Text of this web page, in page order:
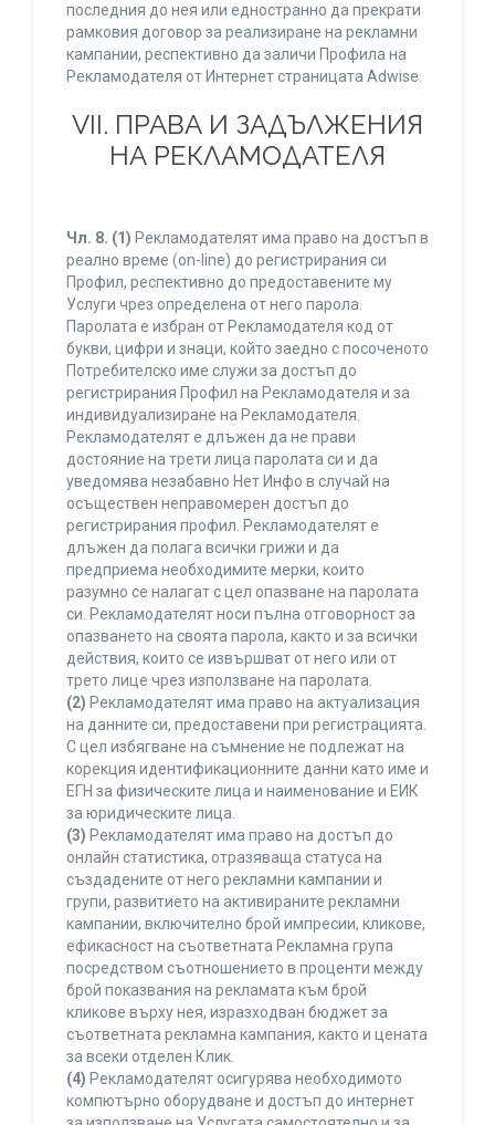
последния до нея или едностранно да прекрати
рамковия договор за реализиране на рекламни
кампании, респективно да заличи Профила на
Рекламодателя от Интернет страницата Adwise.
VII. ПРАВА И ЗАДЪЛЖЕНИЯ
НА РЕКЛАМОДАТЕЛЯ
Чл. 8. (1) Рекламодателят има право на достъп в
реално време (on-line) до регистрирания си
Профил, респективно до предоставените му
Услуги чрез определена от него парола.
Паролата е избран от Рекламодателя код от
букви, цифри и знаци, който заедно с посоченото
Потребителско име служи за достъп до
регистрирания Профил на Рекламодателя и за
индивидуализиране на Рекламодателя.
Рекламодателят е длъжен да не прави
достояние на трети лица паролата си и да
уведомява незабавно Нет Инфо в случай на
осъществен неправомерен достъп до
регистрирания профил. Рекламодателят е
длъжен да полага всички грижи и да
предприема необходимите мерки, които
разумно се налагат с цел опазване на паролата
си. Рекламодателят носи пълна отговорност за
опазването на своята парола, както и за всички
действия, които се извършват от него или от
трето лице чрез използване на паролата.
(2) Рекламодателят има право на актуализация
на данните си, предоставени при регистрацията.
С цел избягване на съмнение не подлежат на
корекция идентификационните данни като име и
ЕГН за физическите лица и наименование и ЕИК
за юридическите лица.
(3) Рекламодателят има право на достъп до
онлайн статистика, отразяваща статуса на
създадените от него рекламни кампании и
групи, развитието на активираните рекламни
кампании, включително брой импресии, кликове,
ефикасност на съответната Рекламна група
посредством съотношението в проценти между
брой показвания на рекламата към брой
кликове върху нея, изразходван бюджет за
съответната рекламна кампания, както и цената
за всеки отделен Клик.
(4) Рекламодателят осигурява необходимото
компютърно оборудване и достъп до интернет